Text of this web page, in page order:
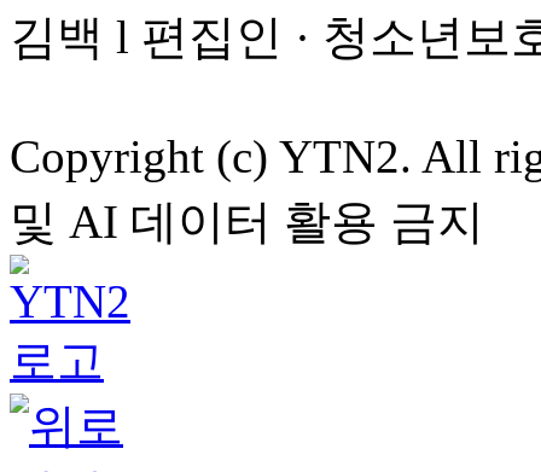
김백 l 편집인 · 청소년보
Copyright (c) YTN2. All
및 AI 데이터 활용 금지